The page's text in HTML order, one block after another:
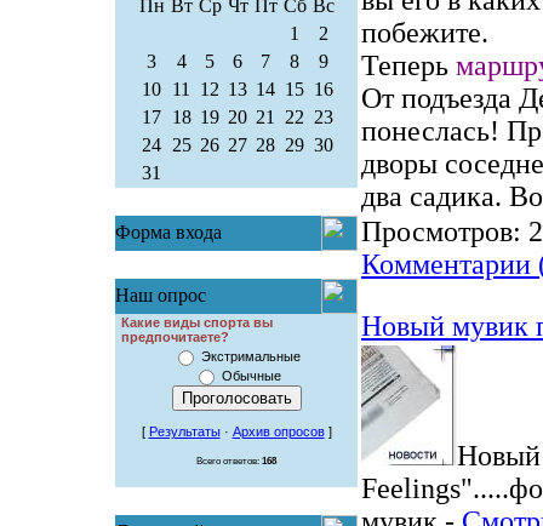
Пн Вт Ср Чт Пт Сб Вс
1
2
3
4 5 6 7 8
9
10 11 12 13 14 15 16
17 18 19 20 21 22 23
24 25 26 27 28 29 30
31
Форма входа
Наш опрос
Какие виды спорта вы
предпочитаете?
Экстримальные
Обычные
[ Результаты· Архив опросов]
Всего ответов: 168
побежите.
Теперь
От подъезда
понеслась!
дворы
два садика.
Просмотров:
Комментарии
Новый мувик
Новый